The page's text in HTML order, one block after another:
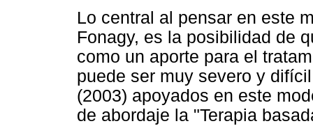
Lo central al pensar en este
Fonagy, es la posibilidad de
como un aporte para el
puede ser muy severo y
(2003) apoyados en este
de abordaje la "Terapia